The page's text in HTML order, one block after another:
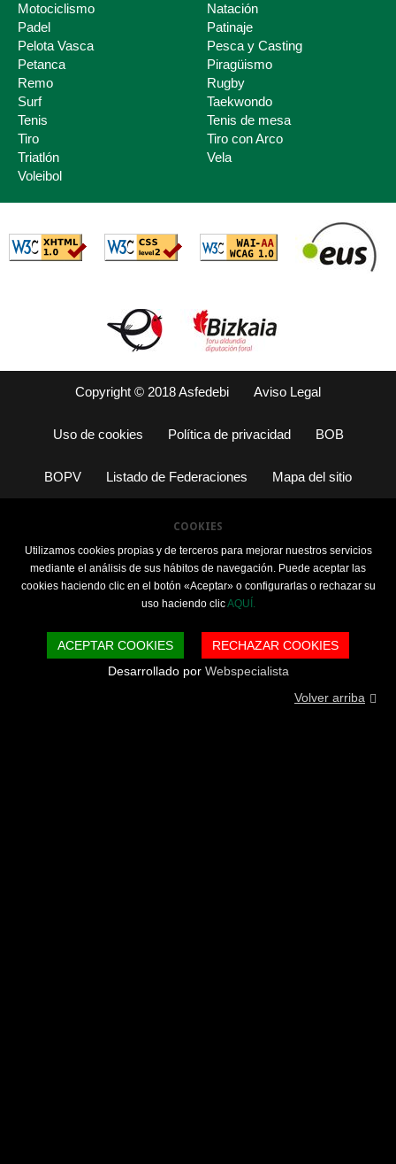
Motociclismo
Natación
Padel
Patinaje
Pelota Vasca
Pesca y Casting
Petanca
Piragüismo
Remo
Rugby
Surf
Taekwondo
Tenis
Tenis de mesa
Tiro
Tiro con Arco
Triatlón
Vela
Voleibol
Copyright © 2018 Asfedebi Aviso Legal
Uso de cookies Política de privacidad BOB
BOPV Listado de Federaciones Mapa del sitio
COOKIES
Utilizamos cookies propias y de terceros para mejorar nuestros servicios
mediante el análisis de sus hábitos de navegación. Puede aceptar las
cookies haciendo clic en el botón «Aceptar» o configurarlas o rechazar su
uso haciendo clicAQUÍ.
ACEPTAR COOKIES
RECHAZAR COOKIES
Desarrollado por Webspecialista
Volver arriba